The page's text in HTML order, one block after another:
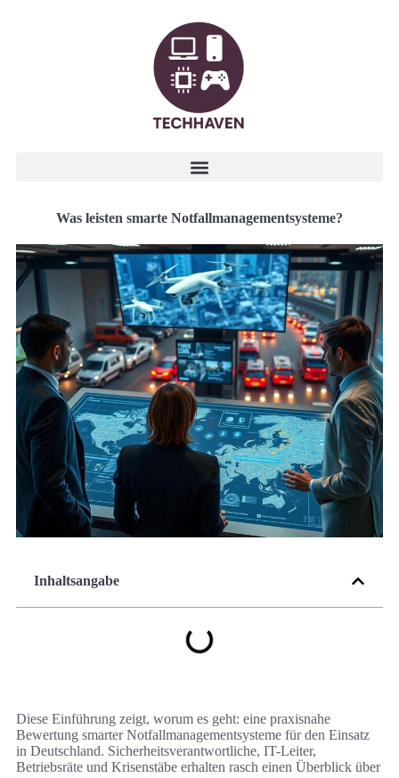
Was leisten smarte Notfallmanagementsysteme?
Inhaltsangabe
Diese Einführung zeigt, worum es geht: eine praxisnahe
Bewertung smarter Notfallmanagementsysteme für den Einsatz
in Deutschland. Sicherheitsverantwortliche, IT-Leiter,
Betriebsräte und Krisenstäbe erhalten rasch einen Überblick über